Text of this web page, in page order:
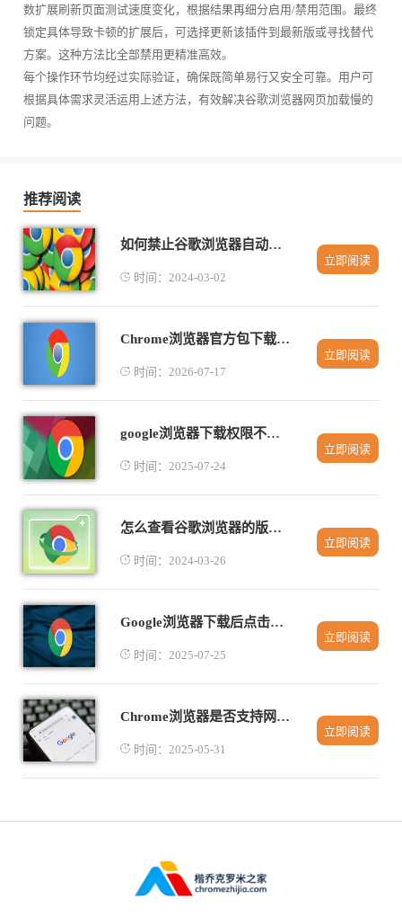
数扩展刷新页面测试速度变化，根据结果再细分启用/禁用范围。最终
锁定具体导致卡顿的扩展后，可选择更新该插件到最新版或寻找替代
方案。这种方法比全部禁用更精准高效。
每个操作环节均经过实际验证，确保既简单易行又安全可靠。用户可
根据具体需求灵活运用上述方法，有效解决谷歌浏览器网页加载慢的
问题。
推荐阅读
如何禁止谷歌浏览器自动升级
时间：2024-03-02
立即阅读
Chrome浏览器官方包下载与安装操作教程
时间：2026-07-17
立即阅读
google浏览器下载权限不足解除网络限制技巧
时间：2025-07-24
立即阅读
怎么查看谷歌浏览器的版本是多少
时间：2024-03-26
立即阅读
Google浏览器下载后点击安装无任何反应怎么办
时间：2025-07-25
立即阅读
Chrome浏览器是否支持网页手势插件功能演示
时间：2025-05-31
立即阅读